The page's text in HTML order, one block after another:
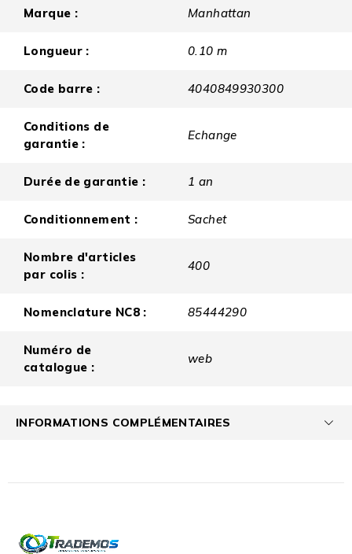
Marque : Manhattan
Longueur : 0.10 m
Code barre : 4040849930300
Conditions de
garantie :
Echange
Durée de garantie : 1 an
Conditionnement : Sachet
Nombre d'articles
par colis :
400
Nomenclature NC8 : 85444290
Numéro de
catalogue :
web
INFORMATIONS COMPLÉMENTAIRES